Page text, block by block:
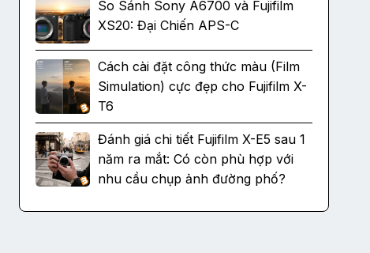
So Sánh Sony A6700 và Fujifilm
XS20: Đại Chiến APS-C
Cách cài đặt công thức màu (Film
Simulation) cực đẹp cho Fujifilm X-
T6
Đánh giá chi tiết Fujifilm X-E5 sau 1
năm ra mắt: Có còn phù hợp với
nhu cầu chụp ảnh đường phố?